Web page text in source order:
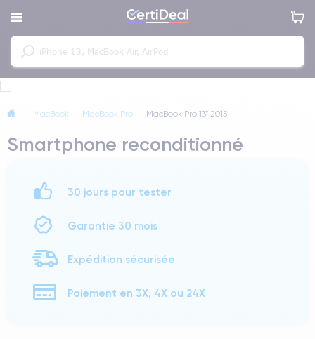
— MacBook — MacBook Pro — MacBook Pro 13" 2015
Smartphone reconditionné
30 jours pour tester
Garantie 30 mois
Expédition sécurisée
Paiement en 3X, 4X ou 24X